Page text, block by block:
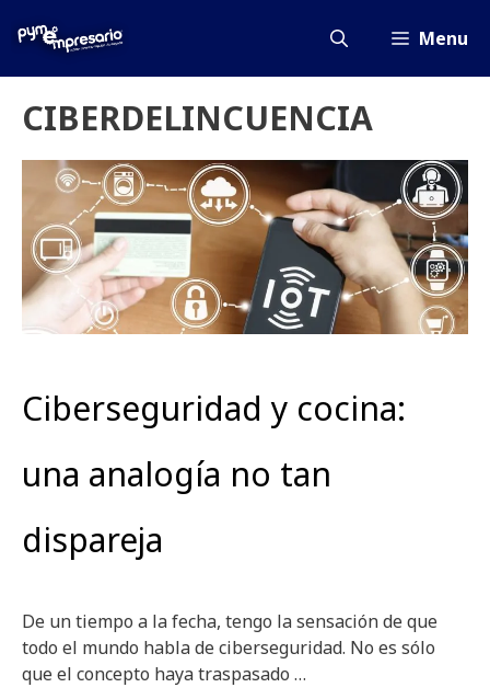
Menu
CIBERDELINCUENCIA
Ciberseguridad y cocina:
una analogía no tan
dispareja
De un tiempo a la fecha, tengo la sensación de que
todo el mundo habla de ciberseguridad. No es sólo
que el concepto haya traspasado …